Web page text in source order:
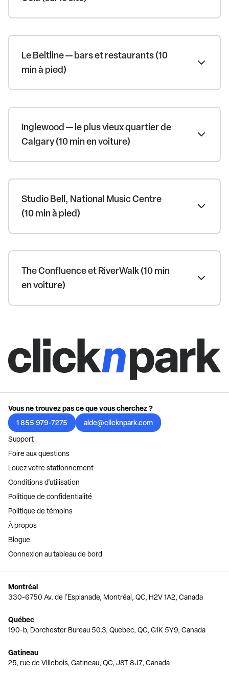
Le Beltline — bars et restaurants (10
min à pied)
Inglewood — le plus vieux quartier de
Calgary (10 min en voiture)
Studio Bell, National Music Centre
(10 min à pied)
The Confluence et RiverWalk (10 min
en voiture)
Vous ne trouvez pas ce que vous cherchez ?
1 855 979-7275
aide@clicknpark.com
Support
Foire aux questions
Louez votre stationnement
Conditions d'utilisation
Politique de confidentialité
Politique de témoins
À propos
Blogue
Connexion au tableau de bord
Montréal
330-6750 Av. de l'Esplanade, Montréal, QC, H2V 1A2, Canada
Québec
190-b, Dorchester Bureau 50.3, Quebec, QC, G1K 5Y9, Canada
Gatineau
25, rue de Villebois, Gatineau, QC, J8T 8J7, Canada